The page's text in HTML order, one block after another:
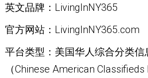
英文品牌： LivingInNY365
官方网站： LivingInNY365.com
平台类型： 美国华人综合分类信
（Chinese American Classifieds